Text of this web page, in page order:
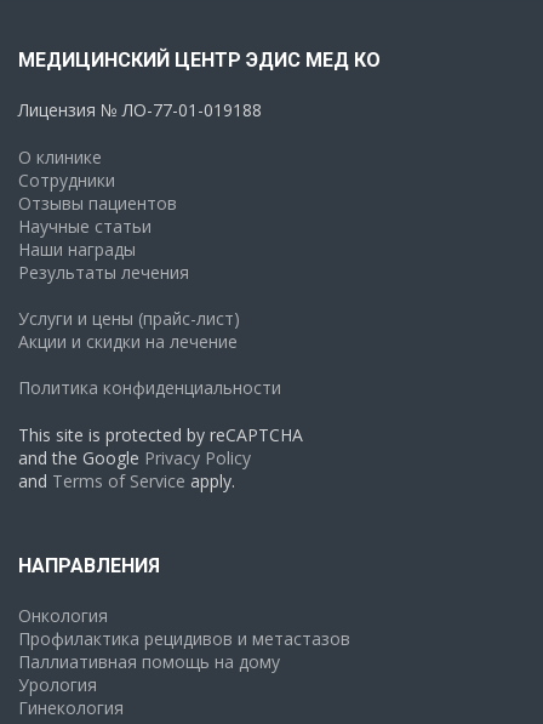
МЕДИЦИНСКИЙ ЦЕНТР ЭДИС МЕД КО
Лицензия № ЛО-77-01-019188
О клинике
Сотрудники
Отзывы пациентов
Научные статьи
Наши награды
Результаты лечения
Услуги и цены (прайс-лист)
Акции и скидки на лечение
Политика конфиденциальности
This site is protected by reCAPTCHA
and the Google Privacy Policy
and Terms of Service apply.
НАПРАВЛЕНИЯ
Онкология
Профилактика рецидивов и метастазов
Паллиативная помощь на дому
Урология
Гинекология